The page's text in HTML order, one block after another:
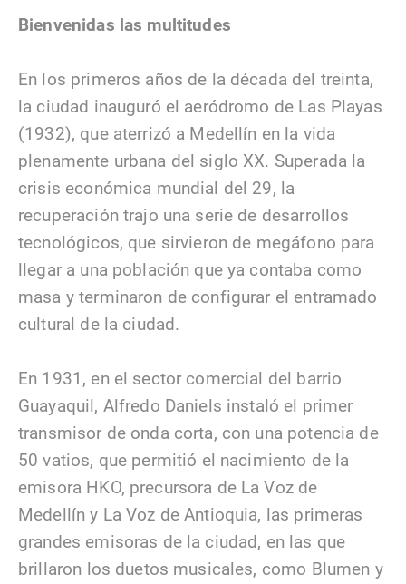
Bienvenidas las multitudes
En los primeros años de la década del treinta,
la ciudad inauguró el aeródromo de Las Playas
(1932), que aterrizó a Medellín en la vida
plenamente urbana del siglo XX. Superada la
crisis económica mundial del 29, la
recuperación trajo una serie de desarrollos
tecnológicos, que sirvieron de megáfono para
llegar a una población que ya contaba como
masa y terminaron de configurar el entramado
cultural de la ciudad.
En 1931, en el sector comercial del barrio
Guayaquil, Alfredo Daniels instaló el primer
transmisor de onda corta, con una potencia de
50 vatios, que permitió el nacimiento de la
emisora HKO, precursora de La Voz de
Medellín y La Voz de Antioquia, las primeras
grandes emisoras de la ciudad, en las que
brillaron los duetos musicales, como Blumen y